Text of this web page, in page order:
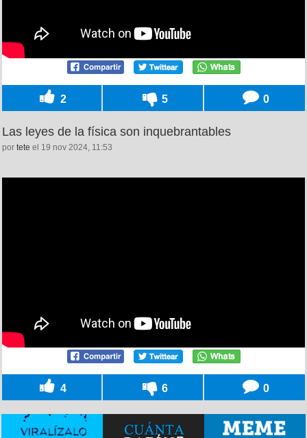
2 5 0
Las leyes de la física son inquebrantables
por tete el 19 nov 2024, 11:53
4 6 0